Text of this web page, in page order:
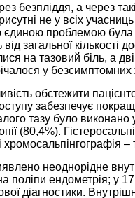
безпліддя, а через
не у всіх
проблемою була
загальної
на тазовий біль, а
у безсимптомних
обстежити
забезпечує
тазу було виконано
(80,4%).
–
неоднорідне
ендометрія; у
діагностики.